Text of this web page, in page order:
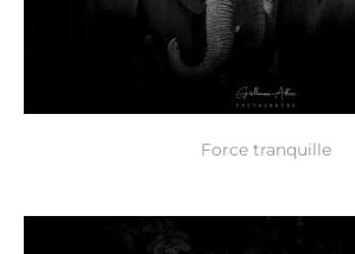
Force tranquille